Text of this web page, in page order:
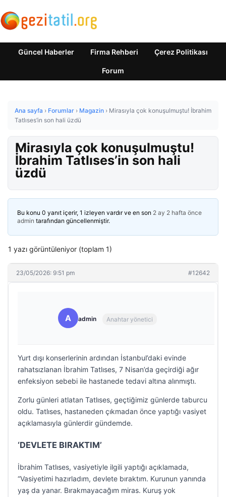
Güncel Haberler Firma Rehberi Çerez Politikası
Forum
Ana sayfa › Forumlar › Magazin › Mirasıyla çok konuşulmuştu! İbrahim
Tatlıses’in son hali üzdü
Mirasıyla çok konuşulmuştu!
İbrahim Tatlıses’in son hali
üzdü
Bu konu 0 yanıt içerir, 1 izleyen vardır ve en son 2 ay 2 hafta önce
admin tarafından güncellenmiştir.
1 yazı görüntüleniyor (toplam 1)
23/05/2026: 9:51 pm #12642
A admin Anahtar yönetici
Yurt dışı konserlerinin ardından İstanbul’daki evinde
rahatsızlanan İbrahim Tatlıses, 7 Nisan’da geçirdiği ağır
enfeksiyon sebebi ile hastanede tedavi altına alınmıştı.
Zorlu günleri atlatan Tatlıses, geçtiğimiz günlerde taburcu
oldu. Tatlıses, hastaneden çıkmadan önce yaptığı vasiyet
açıklamasıyla günlerdir gündemde.
‘DEVLETE BIRAKTIM’
İbrahim Tatlıses, vasiyetiyle ilgili yaptığı açıklamada,
“Vasiyetimi hazırladım, devlete bıraktım. Kurunun yanında
yaş da yanar. Bırakmayacağım miras. Kuruş yok